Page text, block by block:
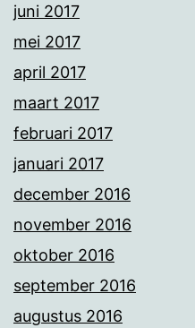
juni 2017
mei 2017
april 2017
maart 2017
februari 2017
januari 2017
december 2016
november 2016
oktober 2016
september 2016
augustus 2016